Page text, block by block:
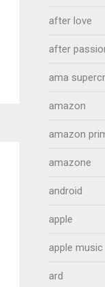
after love
after
ama
amazon
amazon
amazone
android
apple
apple music
ard